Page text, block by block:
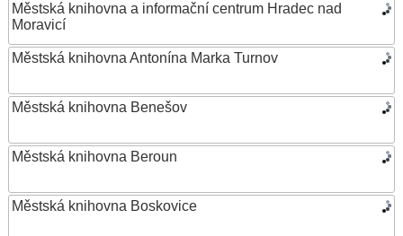
Městská knihovna a informační centrum Hradec nad
Moravicí
Městská knihovna Antonína Marka Turnov
Městská knihovna Benešov
Městská knihovna Beroun
Městská knihovna Boskovice